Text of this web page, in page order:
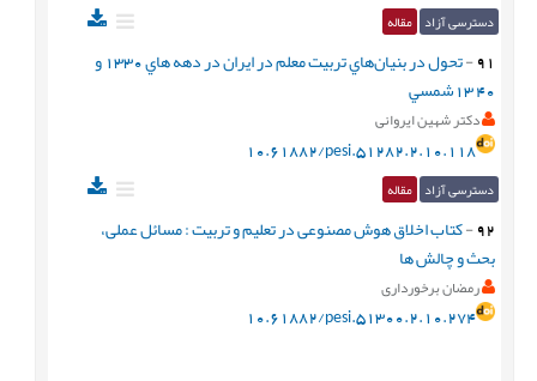
دسترسی آزاد مقاله
91
-
تحول در بنيا‌ن‌هاي تربيت معلم در ايران در دهه هاي 1330 و
40 13شمسي
دکتر شهین ایروانی
10.61882/pesi.51282.2.10.118
دسترسی آزاد مقاله
92
-کتاب اخلاق هوش مصنوعی در تعلیم و تربیت : مسائل عملی،
بحث و چالش ها
رمضان برخورداری
10.61882/pesi.51300.2.10.274